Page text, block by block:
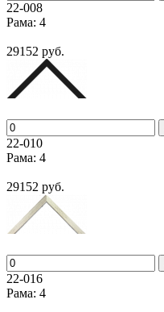
22-008
Рама: 4
29152 руб.
22-010
Рама: 4
29152 руб.
22-016
Рама: 4